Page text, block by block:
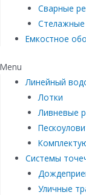
Сварные
Емкостное
Menu
Линейный
Лотки
Ливневые
Системы
Уличные